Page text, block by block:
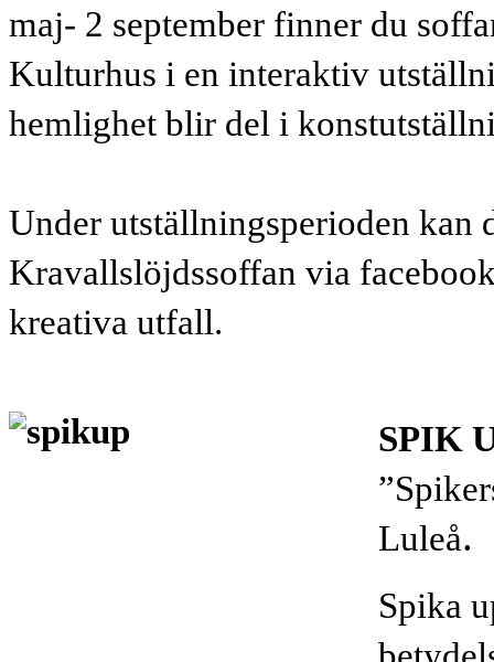
maj- 2 september finner du
Kulturhus i en interaktiv
hemlighet blir del i
Under utställningsperioden kan
Kravallslöjdssoffan via
kreativa utfall.
SPIK
Luleå.
Spika